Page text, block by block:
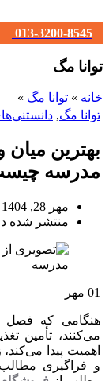
013-3200-8545
توانا مگ
خانه » توانا مگ »
توانا مگ,
بهترین
مدرسه
مهر 28, 1404
منتشر شده
01 مهر
هنگامی که فصل
می‌کنند، تأمین
اهمیت پیدا
و فراگیری مطالب